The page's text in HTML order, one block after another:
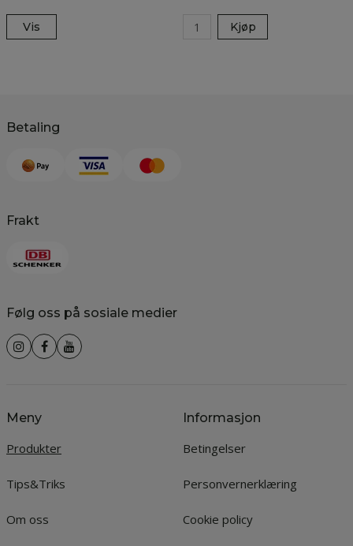
Vis Kjøp
Betaling
Frakt
Følg oss på sosiale medier
Meny
Produkter
Tips&Triks
Om oss
Informasjon
Betingelser
Personvernerklæring
Cookie policy